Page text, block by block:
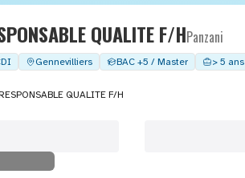
QUALITE F/HPanzani
Gennevilliers BAC +5 / Master > 5 ans
QUALITE F/H